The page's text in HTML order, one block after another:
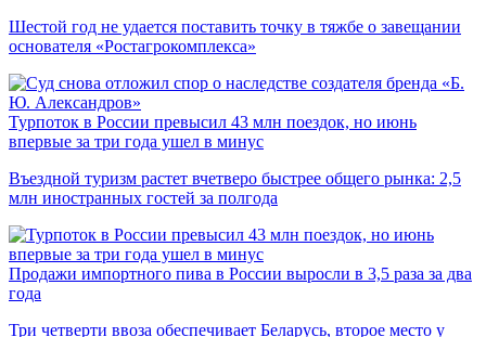
Шестой год не удается поставить точку в тяжбе о завещании
основателя «Ростагрокомплекса»
Турпоток в России превысил 43 млн поездок, но июнь
впервые за три года ушел в минус
Въездной туризм растет вчетверо быстрее общего рынка: 2,5
млн иностранных гостей за полгода
Продажи импортного пива в России выросли в 3,5 раза за два
года
Три четверти ввоза обеспечивает Беларусь, второе место у